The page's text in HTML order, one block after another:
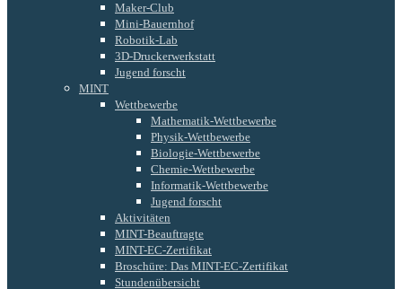
Maker-Club
Mini-Bauernhof
Robotik-Lab
3D-Druckerwerkstatt
Jugend forscht
MINT
Wettbewerbe
Mathematik-Wettbewerbe
Physik-Wettbewerbe
Biologie-Wettbewerbe
Chemie-Wettbewerbe
Informatik-Wettbewerbe
Jugend forscht
Aktivitäten
MINT-Beauftragte
MINT-EC-Zertifikat
Broschüre: Das MINT-EC-Zertifikat
Stundenübersicht